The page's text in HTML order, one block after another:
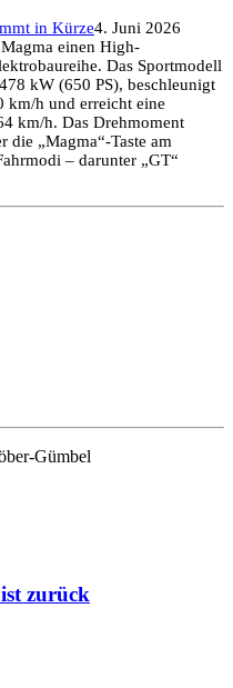
in Kürze4. Juni 2026
einen High-
Das Sportmodell
kW (650 PS), beschleunigt
km/h und erreicht eine
km/h. Das Drehmoment
die „Magma“-Taste am
– darunter „GT“
Gümbel
zurück